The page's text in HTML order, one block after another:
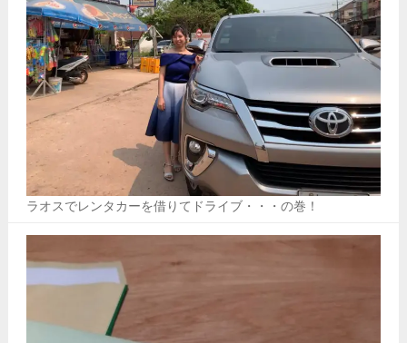
ラオスでレンタカーを借りてドライブ・・・の巻！